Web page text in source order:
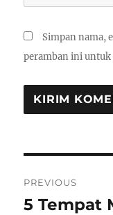
Simpan nama,
peramban ini
pos
PREVIOUS
Previous
5 Tempat